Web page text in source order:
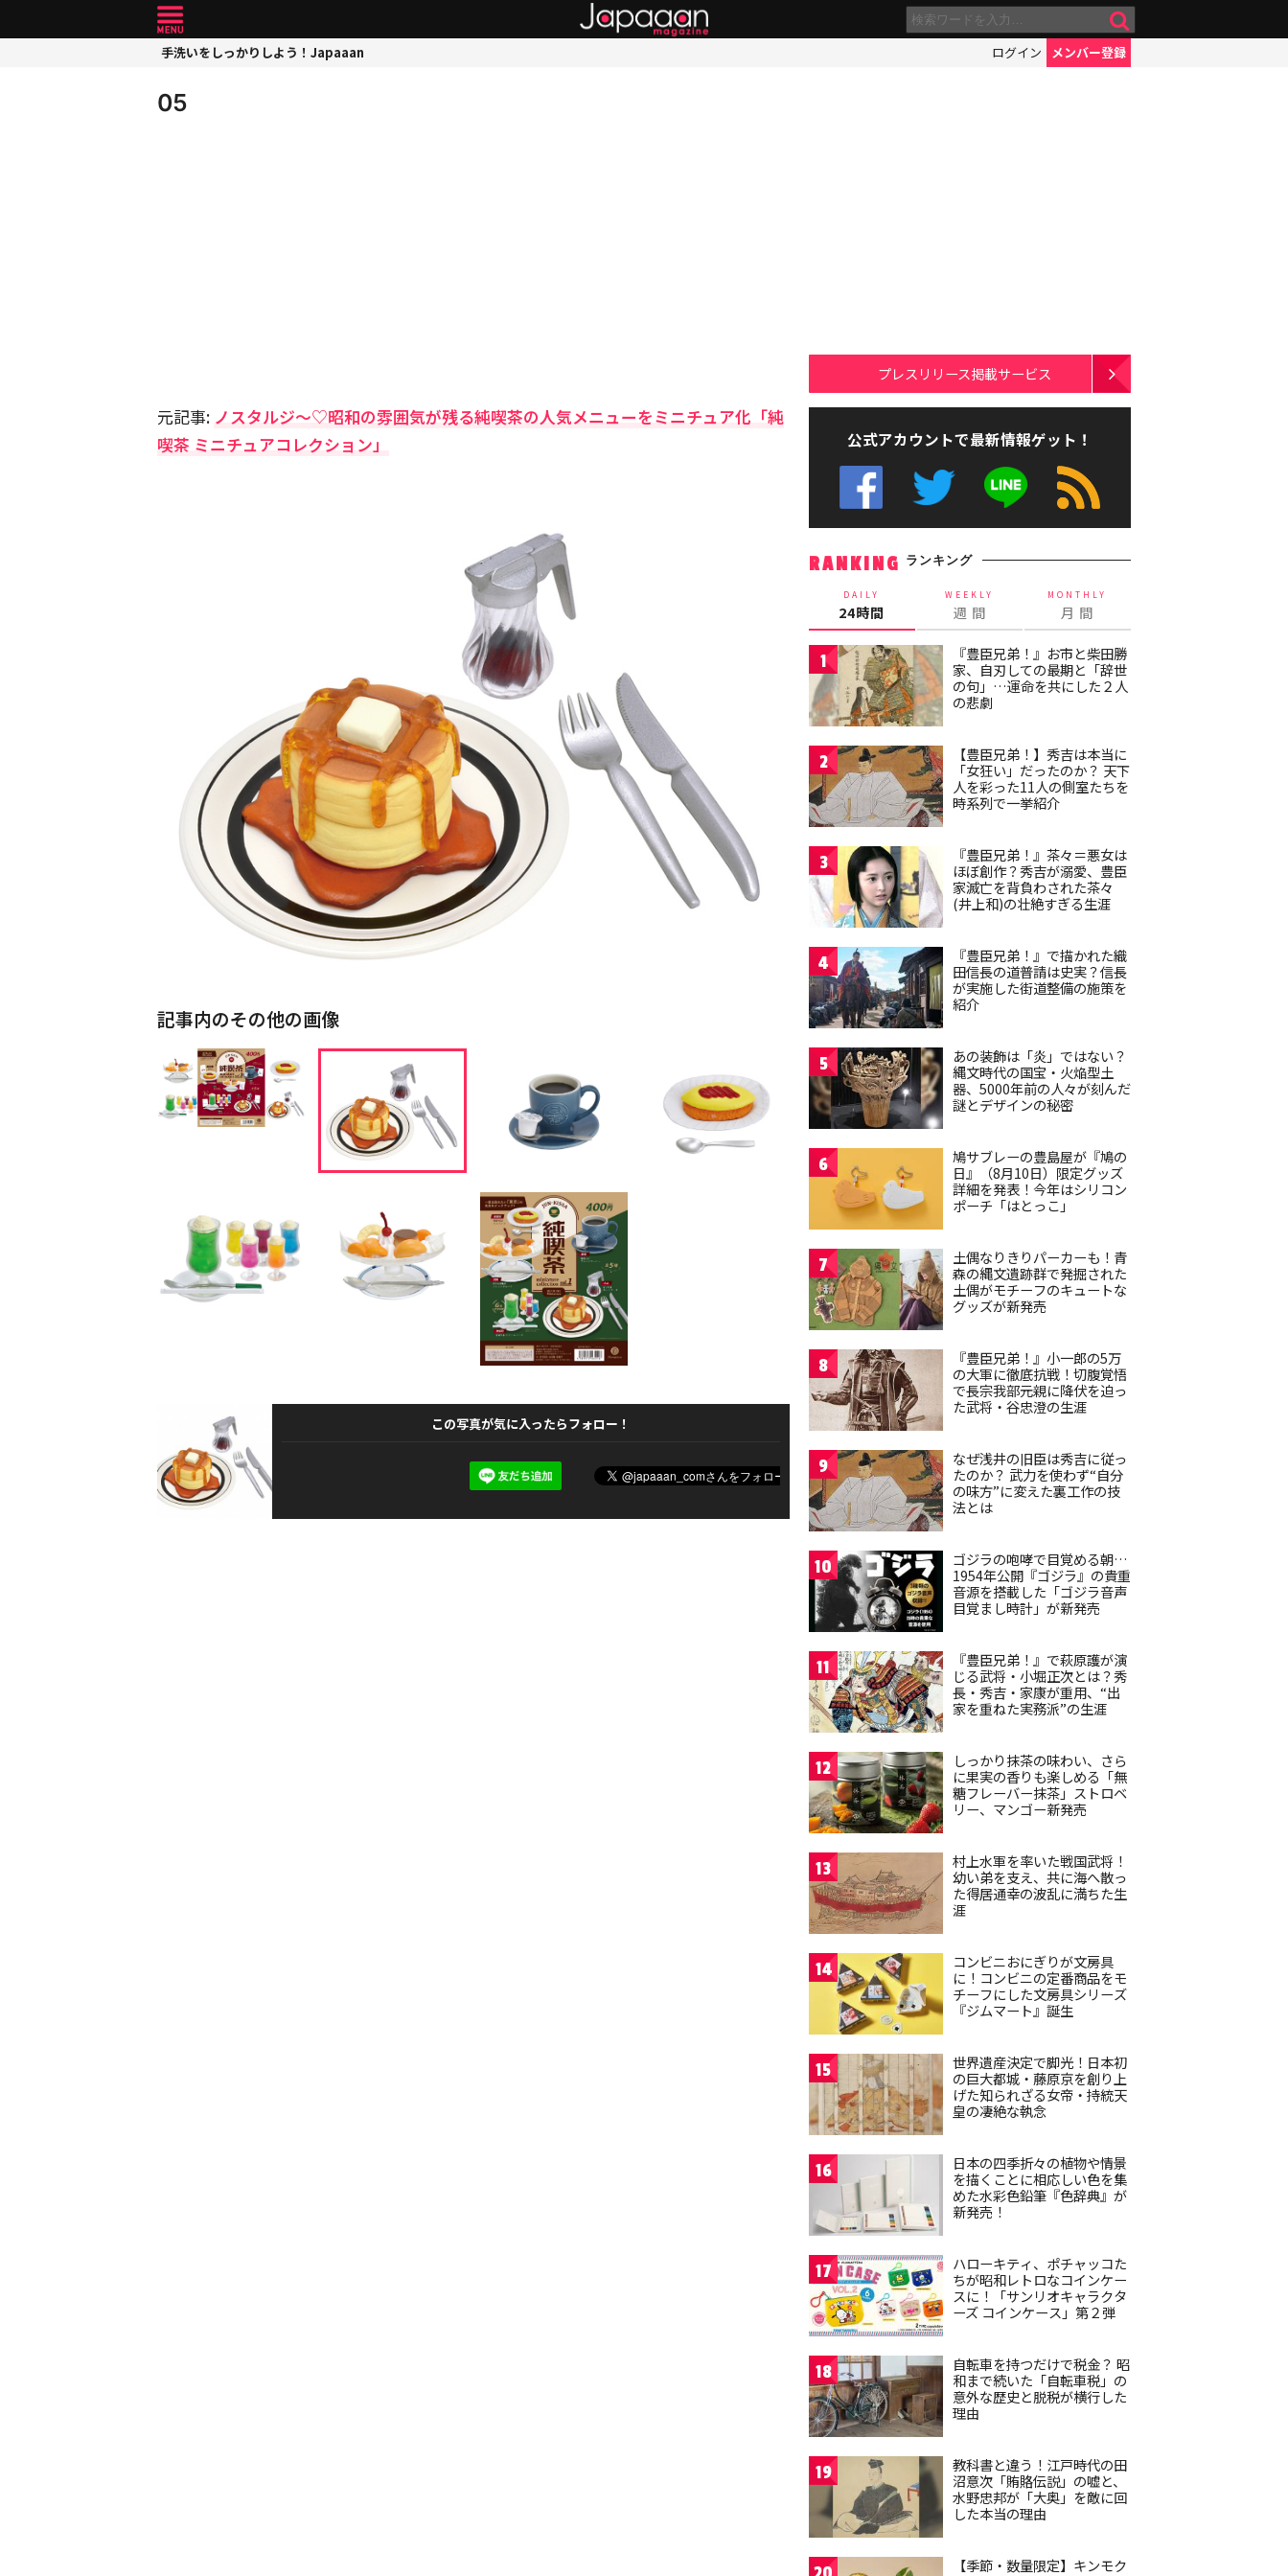
手洗いをしっかりしよう！Japaaan ログイン メンバー登録
05
元記事: ノスタルジ〜♡昭和の雰囲気が残る純喫茶の人気メニューをミニチュア化「純
喫茶 ミニチュアコレクション」
記事内のその他の画像
この写真が気に入ったらフォロー！
プレスリリース掲載サービス
公式アカウントで最新情報ゲット！
RANKING ランキング
DAILY
24時間
WEEKLY
週 間
MONTHLY
月 間
1
『豊臣兄弟！』お市と柴田勝
家、自刃しての最期と「辞世
の句」…運命を共にした２人
の悲劇
2
【豊臣兄弟！】秀吉は本当に
「女狂い」だったのか？ 天下
人を彩った11人の側室たちを
時系列で一挙紹介
3
『豊臣兄弟！』茶々＝悪女は
ほぼ創作？秀吉が溺愛、豊臣
家滅亡を背負わされた茶々
(井上和)の壮絶すぎる生涯
4
『豊臣兄弟！』で描かれた織
田信長の道普請は史実？信長
が実施した街道整備の施策を
紹介
5
あの装飾は「炎」ではない？
縄文時代の国宝・火焔型土
器、5000年前の人々が刻んだ
謎とデザインの秘密
6
鳩サブレーの豊島屋が『鳩の
日』（8月10日）限定グッズ
詳細を発表！今年はシリコン
ポーチ「はとっこ」
7
土偶なりきりパーカーも！青
森の縄文遺跡群で発掘された
土偶がモチーフのキュートな
グッズが新発売
8
『豊臣兄弟！』小一郎の5万
の大軍に徹底抗戦！切腹覚悟
で長宗我部元親に降伏を迫っ
た武将・谷忠澄の生涯
9
なぜ浅井の旧臣は秀吉に従っ
たのか？ 武力を使わず“自分
の味方”に変えた裏工作の技
法とは
10
ゴジラの咆哮で目覚める朝…
1954年公開『ゴジラ』の貴重
音源を搭載した「ゴジラ音声
目覚まし時計」が新発売
11
『豊臣兄弟！』で萩原護が演
じる武将・小堀正次とは？秀
長・秀吉・家康が重用、“出
家を重ねた実務派”の生涯
12
しっかり抹茶の味わい、さら
に果実の香りも楽しめる「無
糖フレーバー抹茶」ストロベ
リー、マンゴー新発売
13
村上水軍を率いた戦国武将！
幼い弟を支え、共に海へ散っ
た得居通幸の波乱に満ちた生
涯
14
コンビニおにぎりが文房具
に！コンビニの定番商品をモ
チーフにした文房具シリーズ
『ジムマート』誕生
15
世界遺産決定で脚光！日本初
の巨大都城・藤原京を創り上
げた知られざる女帝・持統天
皇の凄絶な執念
16
日本の四季折々の植物や情景
を描くことに相応しい色を集
めた水彩色鉛筆『色辞典』が
新発売！
17
ハローキティ、ポチャッコた
ちが昭和レトロなコインケー
スに！「サンリオキャラクタ
ーズ コインケース」第２弾
18
自転車を持つだけで税金？ 昭
和まで続いた「自転車税」の
意外な歴史と脱税が横行した
理由
19
教科書と違う！江戸時代の田
沼意次「賄賂伝説」の嘘と、
水野忠邦が「大奥」を敵に回
した本当の理由
【季節・数量限定】キンモク